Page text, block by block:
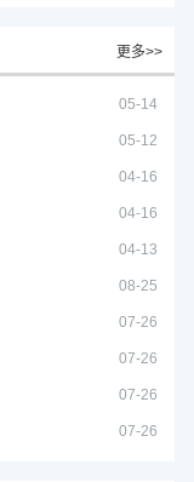
更多>>
05-14
05-12
04-16
04-16
04-13
08-25
07-26
07-26
07-26
07-26